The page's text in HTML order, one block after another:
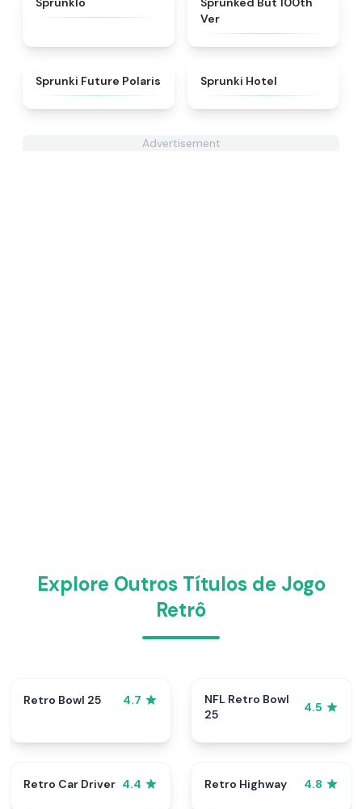
Ver
★ 4.7
Sprunki Future Polaris Sprunki Hotel
Advertisement
Explore Outros Títulos de Jogo
Retrô
Retro Bowl 25 4.7
NFL Retro Bowl
25
4.5
Retro Car Driver 4.4 Retro Highway 4.8